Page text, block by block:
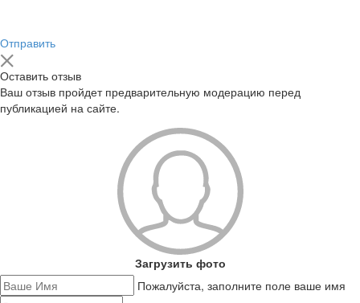
Отправить
Оставить отзыв
Ваш отзыв пройдет предварительную модерацию перед
публикацией на сайте.
Загрузить фото
Пожалуйста, заполните поле ваше имя